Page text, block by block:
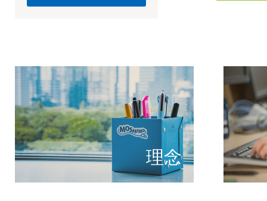
理念
個のチ
もしもが描く未